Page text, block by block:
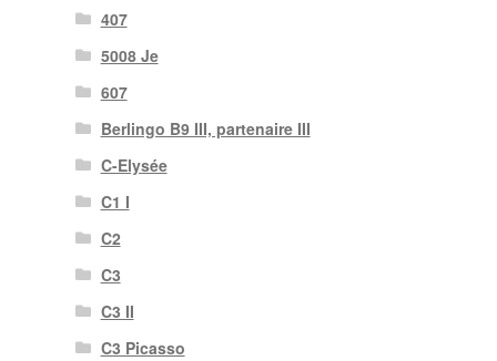
407
5008 Je
607
Berlingo B9 III, partenaire III
C-Elysée
C1 I
C2
C3
C3 II
C3 Picasso